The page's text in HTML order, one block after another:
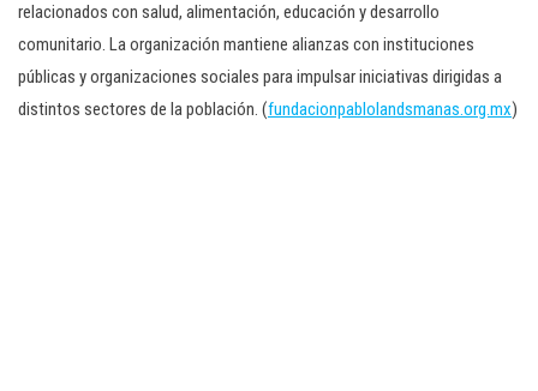
relacionados con salud, alimentación, educación y desarrollo
comunitario. La organización mantiene alianzas con instituciones
públicas y organizaciones sociales para impulsar iniciativas dirigidas a
distintos sectores de la población. (fundacionpablolandsmanas.org.mx)